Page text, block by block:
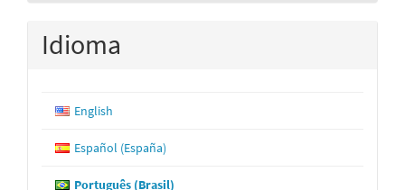
Idioma
English
Español (España)
Português (Brasil)